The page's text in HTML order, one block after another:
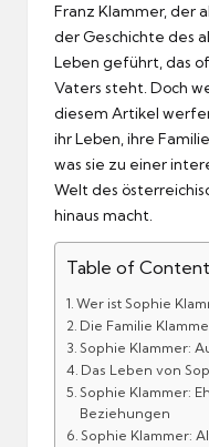
Franz Klammer, der
der Geschichte des
Leben geführt, das
Vaters steht. Doch
diesem Artikel
ihr Leben, ihre
was sie zu einer
Welt des
hinaus macht.
Table of
Wer ist Sophie
Die Familie
Sophie Klammer:
Das Leben von
Sophie Klammer:
Beziehungen
Sophie Klammer: